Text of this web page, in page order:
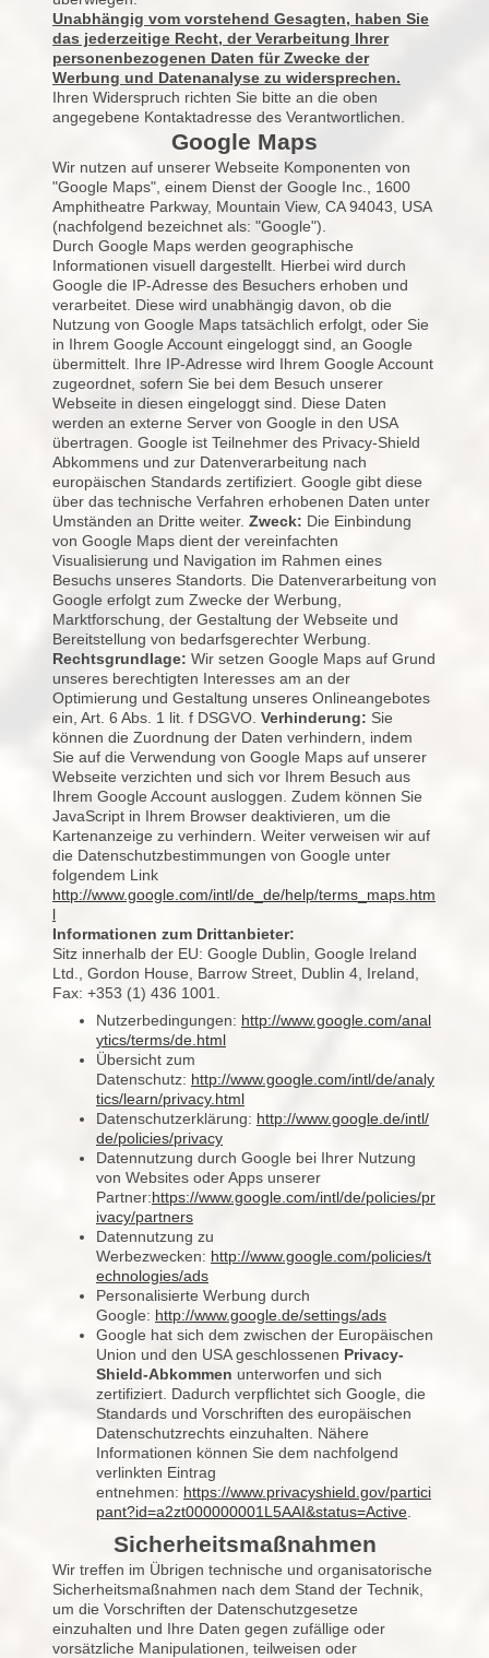
Unabhängig vom vorstehend Gesagten, haben Sie
das jederzeitige Recht, der Verarbeitung Ihrer
personenbezogenen Daten für Zwecke der
Werbung und Datenanalyse zu widersprechen.
Ihren Widerspruch richten Sie bitte an die oben
angegebene Kontaktadresse des Verantwortlichen.
Google Maps
Wir nutzen auf unserer Webseite Komponenten von
"Google Maps", einem Dienst der Google Inc., 1600
Amphitheatre Parkway, Mountain View, CA 94043, USA
(nachfolgend bezeichnet als: "Google").
Durch Google Maps werden geographische
Informationen visuell dargestellt. Hierbei wird durch
Google die IP-Adresse des Besuchers erhoben und
verarbeitet. Diese wird unabhängig davon, ob die
Nutzung von Google Maps tatsächlich erfolgt, oder Sie
in Ihrem Google Account eingeloggt sind, an Google
übermittelt. Ihre IP-Adresse wird Ihrem Google Account
zugeordnet, sofern Sie bei dem Besuch unserer
Webseite in diesen eingeloggt sind. Diese Daten
werden an externe Server von Google in den USA
übertragen. Google ist Teilnehmer des Privacy-Shield
Abkommens und zur Datenverarbeitung nach
europäischen Standards zertifiziert. Google gibt diese
über das technische Verfahren erhobenen Daten unter
Umständen an Dritte weiter. Zweck: Die Einbindung
von Google Maps dient der vereinfachten
Visualisierung und Navigation im Rahmen eines
Besuchs unseres Standorts. Die Datenverarbeitung von
Google erfolgt zum Zwecke der Werbung,
Marktforschung, der Gestaltung der Webseite und
Bereitstellung von bedarfsgerechter Werbung.
Rechtsgrundlage: Wir setzen Google Maps auf Grund
unseres berechtigten Interesses am an der
Optimierung und Gestaltung unseres Onlineangebotes
ein, Art. 6 Abs. 1 lit. f DSGVO. Verhinderung: Sie
können die Zuordnung der Daten verhindern, indem
Sie auf die Verwendung von Google Maps auf unserer
Webseite verzichten und sich vor Ihrem Besuch aus
Ihrem Google Account ausloggen. Zudem können Sie
JavaScript in Ihrem Browser deaktivieren, um die
Kartenanzeige zu verhindern. Weiter verweisen wir auf
die Datenschutzbestimmungen von Google unter
folgendem Link
http://www.google.com/intl/de_de/help/terms_maps.htm
l
Informationen zum Drittanbieter:
Sitz innerhalb der EU: Google Dublin, Google Ireland
Ltd., Gordon House, Barrow Street, Dublin 4, Ireland,
Fax: +353 (1) 436 1001.
Nutzerbedingungen: http://www.google.com/anal
ytics/terms/de.html
Übersicht zum
Datenschutz: http://www.google.com/intl/de/analy
tics/learn/privacy.html
Datenschutzerklärung: http://www.google.de/intl/
de/policies/privacy
Datennutzung durch Google bei Ihrer Nutzung
von Websites oder Apps unserer
Partner:https://www.google.com/intl/de/policies/pr
ivacy/partners
Datennutzung zu
Werbezwecken: http://www.google.com/policies/t
echnologies/ads
Personalisierte Werbung durch
Google: http://www.google.de/settings/ads
Google hat sich dem zwischen der Europäischen
Union und den USA geschlossenen Privacy-
Shield-Abkommen unterworfen und sich
zertifiziert. Dadurch verpflichtet sich Google, die
Standards und Vorschriften des europäischen
Datenschutzrechts einzuhalten. Nähere
Informationen können Sie dem nachfolgend
verlinkten Eintrag
entnehmen: https://www.privacyshield.gov/partici
pant?id=a2zt000000001L5AAI&status=Active
Sicherheitsmaßnahmen
Wir treffen im Übrigen technische und organisatorische
Sicherheitsmaßnahmen nach dem Stand der Technik,
um die Vorschriften der Datenschutzgesetze
einzuhalten und Ihre Daten gegen zufällige oder
vorsätzliche Manipulationen, teilweisen oder